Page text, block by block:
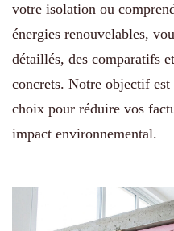
votre isolation ou
énergies renouvelables,
détaillés, des comparatifs
concrets. Notre objectif
choix pour réduire vos
impact environnemental.